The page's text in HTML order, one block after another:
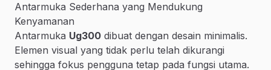
Antarmuka Sederhana yang Mendukung
Kenyamanan
Antarmuka Ug300 dibuat dengan desain minimalis.
Elemen visual yang tidak perlu telah dikurangi
sehingga fokus pengguna tetap pada fungsi utama.